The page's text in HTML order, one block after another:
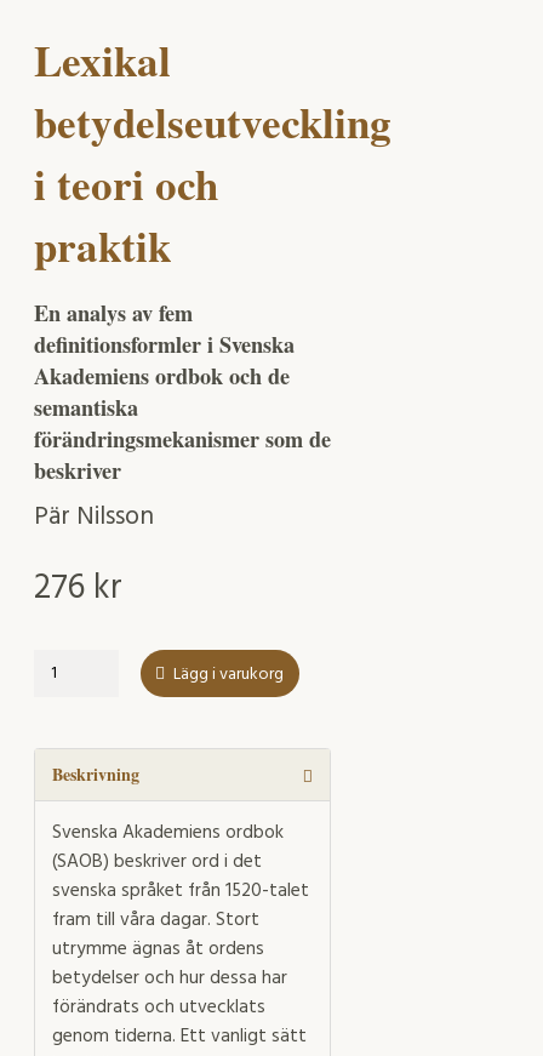
Lexikal
betydelseutveckling
i teori och
praktik
En analys av fem
definitionsformler i Svenska
Akademiens ordbok och de
semantiska
förändringsmekanismer som de
beskriver
Pär Nilsson
276 kr
Lexikal
betydelseutveckling
teori
och
praktik
mängd
Lägg i varukorg
Beskrivning
Svenska Akademiens ordbok
(SAOB) beskriver ord i det
svenska språket från 1520-talet
fram till våra dagar. Stort
utrymme ägnas åt ordens
betydelser och hur dessa har
förändrats och utvecklats
genom tiderna. Ett vanligt sätt